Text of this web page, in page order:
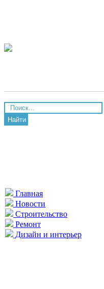
Найти
Главная
Новости
Строительство
Ремонт
Дизайн и интерьер